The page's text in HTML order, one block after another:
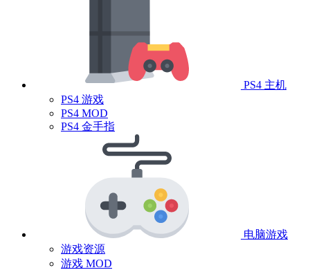
PS4 主机
PS4 游戏
PS4 MOD
PS4 金手指
电脑游戏
游戏资源
游戏 MOD